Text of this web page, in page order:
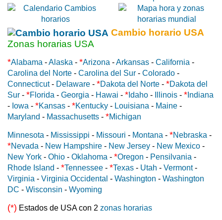
Cambio horario USA
Zonas horarias USA
*Alabama -Alaska - *Arizona -Arkansas - California -
Carolina del Norte - Carolina del Sur - Colorado -
Connecticut- Delaware - *Dakota del Norte - *Dakota del
Sur - *Florida - Georgia - Hawai - * Idaho - Illinois - * Indiana
- Iowa - *Kansas - *Kentucky - Louisiana - Maine -
Maryland - Massachusetts - *Michigan
Minnesota - Mississippi - Missouri - Montana - *Nebraska -
*Nevada - New Hampshire - New Jersey - New Mexico -
New York - Ohio - Oklahoma - *Oregon - Pensilvania -
Rhode Island - *Tennessee - *Texas - Utah - Vermont-
Virginia - Virginia Occidental - Washington - Washington
DC - Wisconsin - Wyoming
(*) Estados de USA con 2 zonas horarias